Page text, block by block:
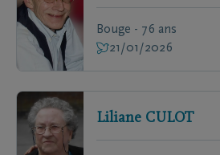
Bouge - 76 ans
21/01/2026
Liliane CULOT